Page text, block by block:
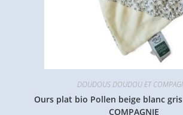
DOUDOUS DOUDOU ET
Ours plat bio Pollen beige blanc gris
COMPAGNIE